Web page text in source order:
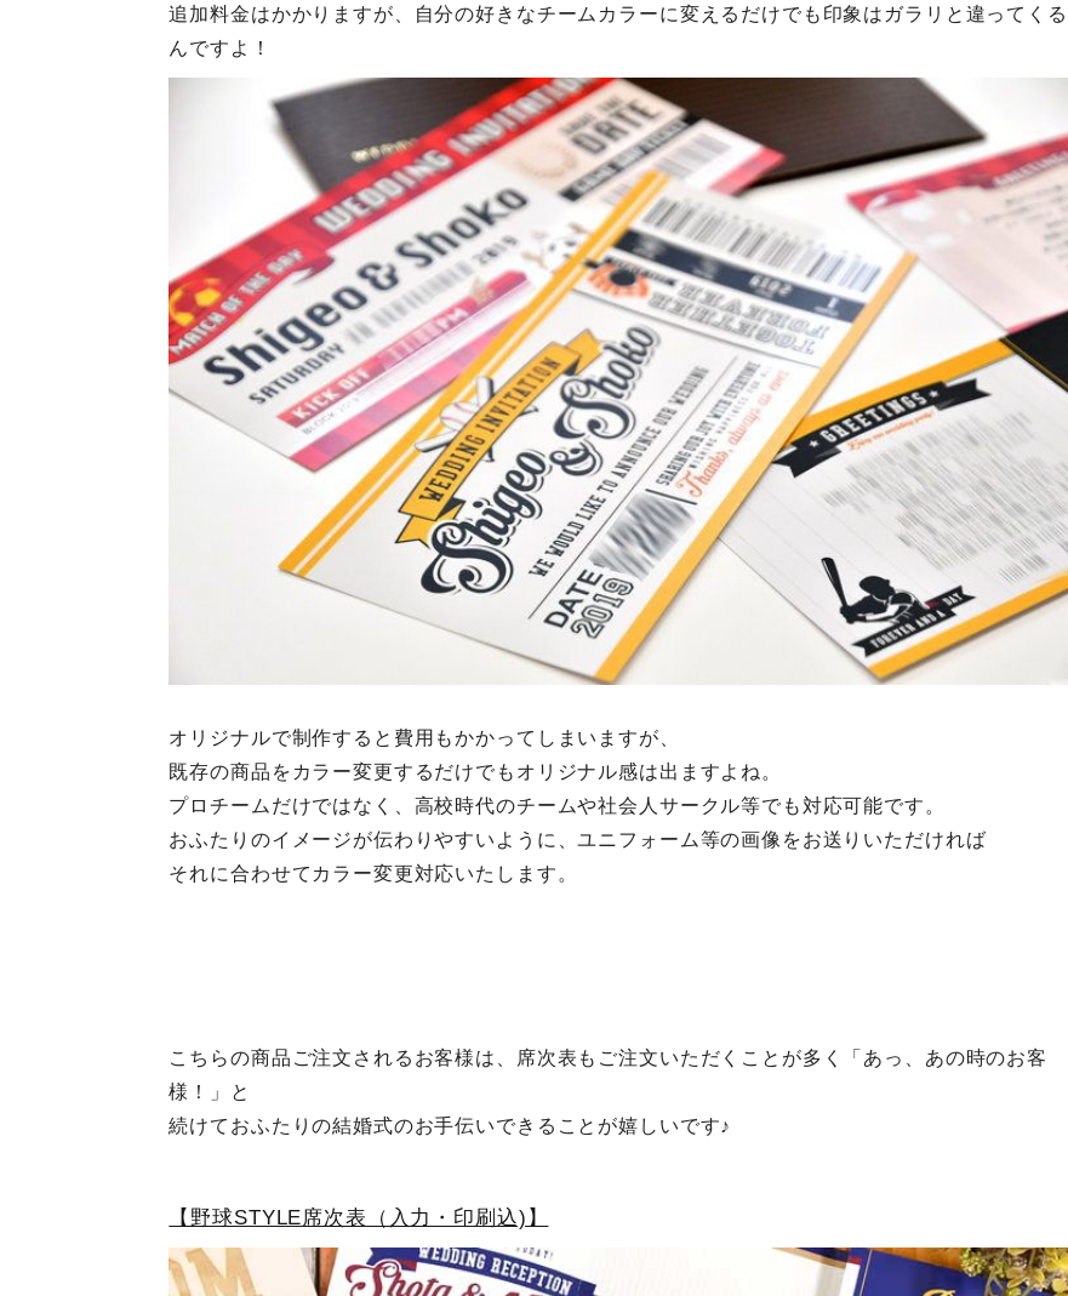
追加料金はかかりますが、自分の好きなチームカラーに変えるだけでも印象はガラリと違ってくる
んですよ！
オリジナルで制作すると費用もかかってしまいますが、
既存の商品をカラー変更するだけでもオリジナル感は出ますよね。
プロチームだけではなく、高校時代のチームや社会人サークル等でも対応可能です。
おふたりのイメージが伝わりやすいように、ユニフォーム等の画像をお送りいただければ
それに合わせてカラー変更対応いたします。
こちらの商品ご注文されるお客様は、席次表もご注文いただくことが多く「あっ、あの時のお客
様！」と
続けておふたりの結婚式のお手伝いできることが嬉しいです♪
【野球STYLE席次表（入力・印刷込)】